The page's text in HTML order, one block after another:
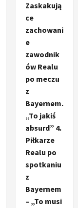
Zaskakują
ce
zachowani
e
zawodnik
ów Realu
po meczu
z
Bayernem.
„To jakiś
absurd” 4.
Piłkarze
Realu po
spotkaniu
z
Bayernem
– „To musi